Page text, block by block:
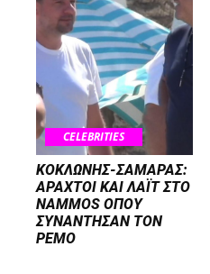
CELEBRITIES
ΚΟΚΛΩΝΗΣ-ΣΑΜΑΡΑΣ:
ΑΡΑΧΤΟΙ ΚΑΙ ΛΑΪΤ ΣΤΟ
NAMMOS ΟΠΟΥ
ΣΥΝΑΝΤΗΣΑΝ ΤΟΝ
ΡΕΜΟ